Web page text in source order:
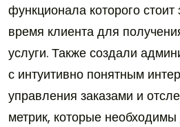
функционала которого
время клиента для
услуги. Также создали
с интуитивно понятным
управления заказами и
метрик, которые